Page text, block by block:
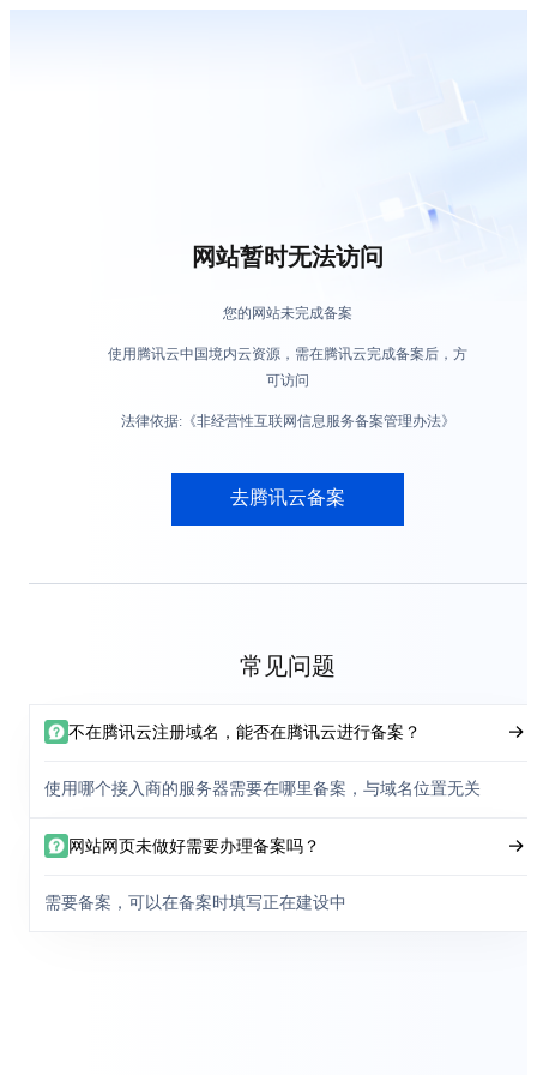
网站暂时无法访问
您的网站未完成备案
使用腾讯云中国境内云资源，需在腾讯云完成备案后，方
可访问
法律依据:《非经营性互联网信息服务备案管理办法》
去腾讯云备案
常见问题
不在腾讯云注册域名，能否在腾讯云进行备案？
使用哪个接入商的服务器需要在哪里备案，与域名位置无关
网站网页未做好需要办理备案吗？
需要备案，可以在备案时填写正在建设中